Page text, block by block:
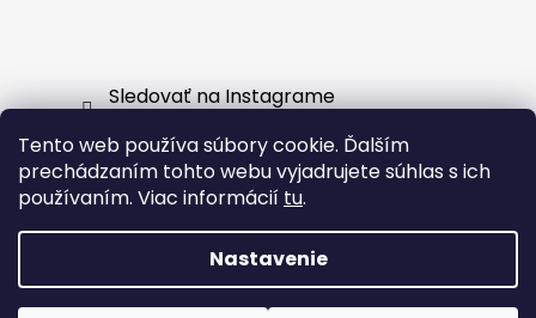
Tento web používa súbory cookie. Ďalším
prechádzaním tohto webu vyjadrujete súhlas s ich
používaním. Viac informácií tu.
Nastavenie
Sledovať na Instagrame
Facebook